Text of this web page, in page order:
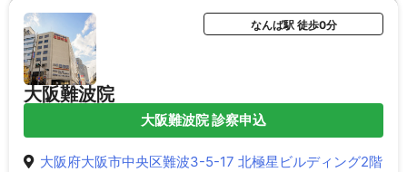
大阪難波院
なんば駅 徒歩0分
大阪難波院 診察申込
大阪府大阪市中央区難波3-5-17 北極星ビルディング2階